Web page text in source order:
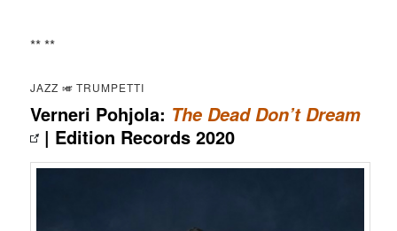
** **
JAZZ 🎺 TRUMPETTI
Verneri Pohjola: The Dead Don’t Dream
| Edition Records 2020